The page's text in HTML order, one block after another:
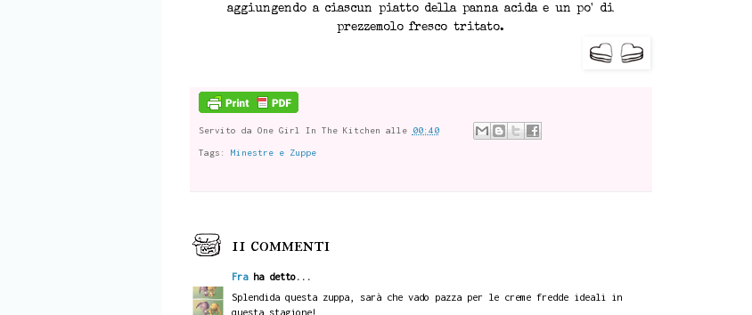
aggiungendo a ciascun piatto della panna acida e un po' di
prezzemolo fresco tritato.
Servito da One Girl In The Kitchen alle 00:40
Tags: Minestre e Zuppe
11 commenti
Fraha detto...
Splendida questa zuppa, sarà che vado pazza per le creme fredde ideali in
questa stagione!